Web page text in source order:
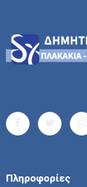
Πληροφορίες